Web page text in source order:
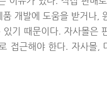
개발에 도움을 받거나,
기 때문이다. 자사몰은
접근해야 한다. 자사몰,